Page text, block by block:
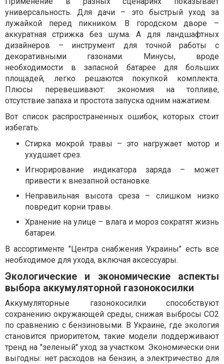
универсальность. Для дачи – это быстрый уход за
лужайкой перед пикником. В городском дворе –
аккуратная стрижка без шума. А для ландшафтных
дизайнеров – инструмент для точной работы с
декоративными газонами. Минусы, вроде
необходимости в запасной батарее для больших
площадей, легко решаются покупкой комплекта.
Плюсы перевешивают: экономия на топливе,
отсутствие запаха и простота запуска одним нажатием.
Вот список распространенных ошибок, которых стоит
избегать:
Стирка мокрой травы – это нагружает мотор и
ухудшает срез.
Игнорирование индикатора заряда – может
привести к внезапной остановке.
Неправильная высота среза – слишком низко
повредит корни травы.
Хранение на улице – влага и мороз сократят жизнь
батареи.
В ассортименте "Центра снабжения Украины" есть все
необходимое для ухода, включая аксессуары.
Экологические и экономические аспекты
выбора аккумуляторной газонокосилки
Аккумуляторные газонокосилки способствуют
сохранению окружающей среды, снижая выбросы CO2
по сравнению с бензиновыми. В Украине, где экология
становится приоритетом, такие модели поддерживают
тренд на "зеленый" уход за участком. Экономически они
выгодны: нет расходов на бензин, а электричество для